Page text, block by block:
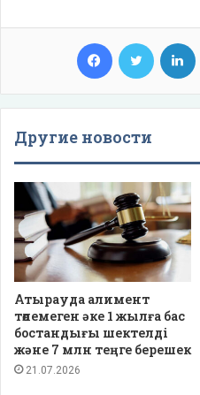
Facebook Twitter
Другие новости
Атырауда алимент
төлемеген әке 1 жылға бас
бостандығы шектелді
және 7 млн теңге берешек
21.07.2026